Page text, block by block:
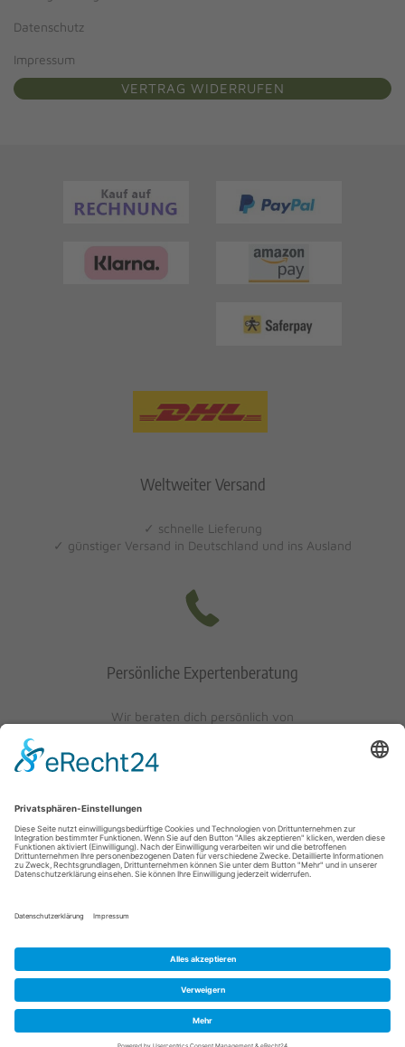
Datenschutz
Impressum
VERTRAG WIDERRUFEN
Weltweiter Versand
✓ schnelle Lieferung
✓ günstiger Versand in Deutschland und ins Ausland
Persönliche Expertenberatung
Wir beraten dich persönlich von
0621/405401-10
© 2023 Schuh-Keller KG | Wredestraße 10 | D-67059
Ludwigshafen/Rhein | info@schuh-keller.de | Tel. 0621/405401-10